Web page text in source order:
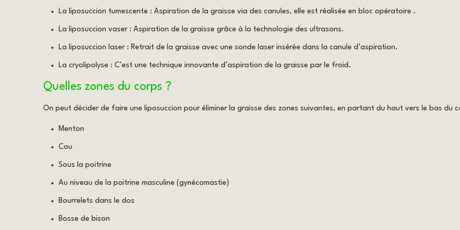
La liposuccion tumescente : Aspiration de la graisse via des canules, elle est réalisée en bloc opératoire .
La liposuccion vaser : Aspiration de la graisse grâce à la technologie des ultrasons.
La liposuccion laser : Retrait de la graisse avec une sonde laser insérée dans la canule d’aspiration.
La cryolipolyse : C’est une technique innovante d’aspiration de la graisse par le froid.
Quelles zones du corps ?
On peut décider de faire une liposuccion pour éliminer la graisse des zones suivantes, en partant du haut vers le bas du
Menton
Cou
Sous la poitrine
Au niveau de la poitrine masculine (gynécomastie)
Bourrelets dans le dos
Bosse de bison